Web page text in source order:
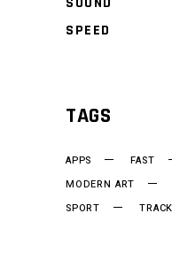
SPEED
TAGS
APPS FAST
MODERN ART
SPORT
TRACK